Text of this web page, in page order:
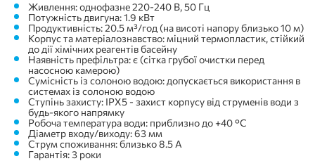
Живлення: однофазне 220-240 В, 50 Гц
Потужність двигуна: 1.9 кВт
Продуктивність: 20.5 м³/год (на висоті напору близько 10 м)
Корпус та матеріалознавство: міцний термопластик, стійкий
до дії хімічних реагентів басейну
Наявність префільтра: є (сітка грубої очистки перед
насосною камерою)
Сумісність із солоною водою: допускається використання в
системах із солоною водою
Ступінь захисту: IPX5 - захист корпусу від струменів води з
будь-якого напрямку
Робоча температура води: приблизно до +40 °C
Діаметр входу/виходу: 63 мм
Струм споживання: близько 8.5 А
Гарантія: 3 роки